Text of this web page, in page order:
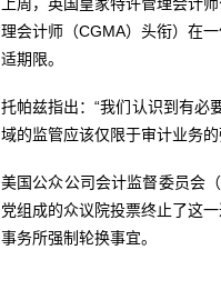
理会计师（CGMA）头衔）在
适期限。
托帕兹指出：“我们认识到有必
域的监管应该仅限于审计业务
美国公众公司会计监督委员会
党组成的众议院投票终止了这
事务所强制轮换事宜。